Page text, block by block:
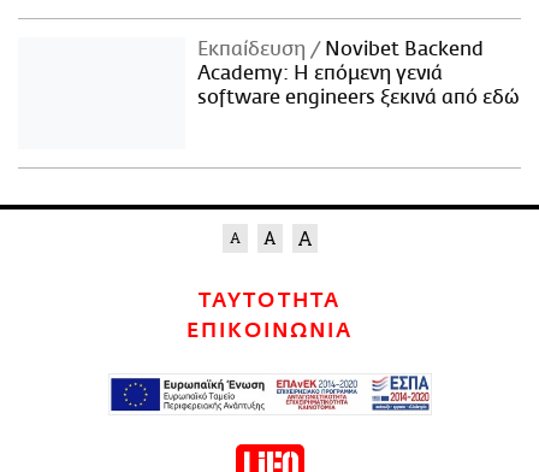
Εκπαίδευση
Novibet Backend
Academy: Η επόμενη γενιά
software engineers ξεκινά από εδώ
ΤΑΥΤΟΤΗΤΑ
ΕΠΙΚΟΙΝΩΝΙΑ